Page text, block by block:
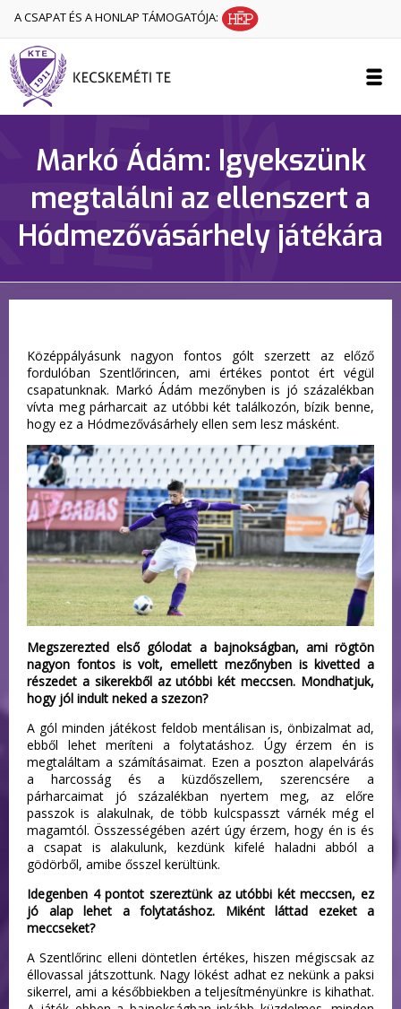
A CSAPAT ÉS A HONLAP TÁMOGATÓJA:
Markó Ádám: Igyekszünk
megtalálni az ellenszert a
Hódmezővásárhely játékára
Középpályásunk nagyon fontos gólt szerzett az előző
fordulóban Szentlőrincen, ami értékes pontot ért végül
csapatunknak. Markó Ádám mezőnyben is jó százalékban
vívta meg párharcait az utóbbi két találkozón, bízik benne,
hogy ez a Hódmezővásárhely ellen sem lesz másként.
Megszerezted első gólodat a bajnokságban, ami rögtön
nagyon fontos is volt, emellett mezőnyben is kivetted a
részedet a sikerekből az utóbbi két meccsen. Mondhatjuk,
hogy jól indult neked a szezon?
A gól minden játékost feldob mentálisan is, önbizalmat ad,
ebből lehet meríteni a folytatáshoz. Úgy érzem én is
megtaláltam a számításaimat. Ezen a poszton alapelvárás
a harcosság és a küzdőszellem, szerencsére a
párharcaimat jó százalékban nyertem meg, az előre
passzok is alakulnak, de több kulcspasszt várnék még el
magamtól. Összességében azért úgy érzem, hogy én is és
a csapat is alakulunk, kezdünk kifelé haladni abból a
gödörből, amibe ősszel kerültünk.
Idegenben 4 pontot szereztünk az utóbbi két meccsen, ez
jó alap lehet a folytatáshoz. Miként láttad ezeket a
meccseket?
A Szentlőrinc elleni döntetlen értékes, hiszen mégiscsak az
éllovassal játszottunk. Nagy lökést adhat ez nekünk a paksi
sikerrel, ami a későbbiekben a teljesítményünkre is kihathat.